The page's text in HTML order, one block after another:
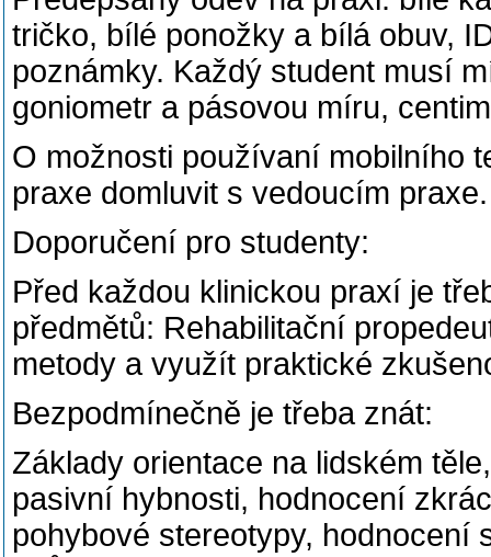
tričko, bílé ponožky a bílá obuv,
poznámky. Každý student musí
goniometr a pásovou míru,
O možnosti používaní mobilního
praxe domluvit s vedoucím praxe.
Doporučení pro studenty:
Před každou klinickou praxí je
předmětů: Rehabilitační
metody a využít praktické
Bezpodmínečně je třeba znát:
Základy orientace na lidském
pasivní hybnosti, hodnocení
pohybové stereotypy, hodnocení